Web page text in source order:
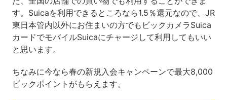
す。Suicaを利用できるところなら1.5％還元なので、JR
東日本管内以外にお住まいの方でもビックカメラSuica
カードでモバイルSuicaにチャージして利用してもいい
と思います。
ちなみに今なら春の新規入会キャンペーンで最大8,000
ビックポイントがもらえます。